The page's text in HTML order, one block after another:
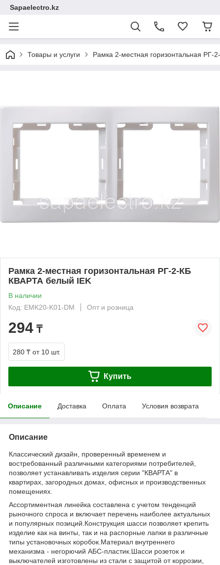
Sapaelectro.kz
Товары и услуги Рамка 2-местная горизонтальная
Рамка 2-местная горизонтальная РГ-2-КБ
КВАРТА белый IEK
В наличии
Код: EMK20-K01-DM
Опт и розница
294 ₸
280 ₸ от 10 шт.
Купить
Описание Доставка Оплата Условия возврата
Описание
Классический дизайн, проверенный временем и
востребованный различными категориями потребителей,
позволяет устанавливать изделия серии "КВАРТА" в
квартирах, загородных домах, офисных и производственных
помещениях.
Ассортиментная линейка составлена с учетом тенденций
рыночного спроса и включает перечень наиболее актуальных
и популярных позиций.Конструкция шасси позволяет крепить
изделие как на винты, так и на распорные лапки в различные
типы установочных коробок.Материал внутреннего
механизма - негорючий АБС-пластик.Шасси розеток и
выключателей изготовлены из стали с защитой от коррозии,